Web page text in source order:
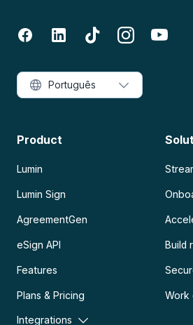
Product
Lumin
Lumin Sign
AgreementGen
eSign API
Features
Plans & Pricing
Integrations
Build
Work
Português